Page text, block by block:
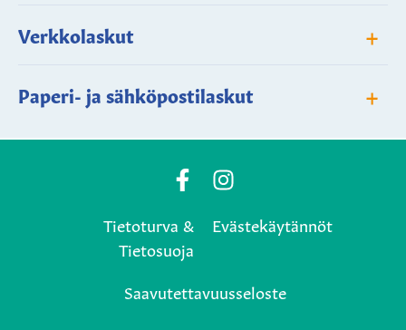
Verkkolaskut +
Paperi- ja sähköpostilaskut +
Posio
Facebook
page
Posio
Instagram
Tietoturva &
Tietosuoja
Evästekäytännöt
Saavutettavuusseloste